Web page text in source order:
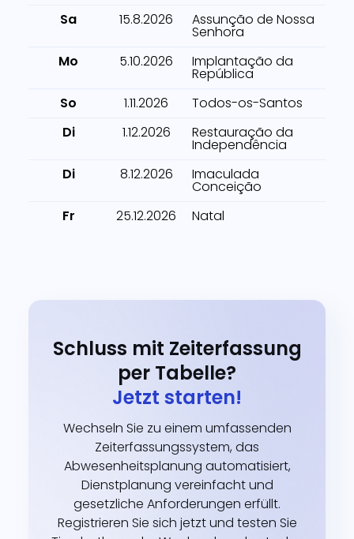
Sa
15.8.2026 Assunção de Nossa
Senhora
Mo
5.10.2026 Implantação da
República
So
1.11.2026
Todos-os-Santos
Di
1.12.2026 Restauração da
Independência
Di
8.12.2026 Imaculada
Conceição
Fr
25.12.2026 Natal
Schluss mit Zeiterfassung
per Tabelle?
Jetzt starten!
Wechseln Sie zu einem umfassenden
Zeiterfassungssystem, das
Abwesenheitsplanung automatisiert,
Dienstplanung vereinfacht und
gesetzliche Anforderungen erfüllt.
Registrieren Sie sich jetzt und testen Sie